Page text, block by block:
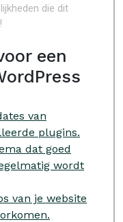
die dit
een
van
plugins.
dat goed
wordt
van je website